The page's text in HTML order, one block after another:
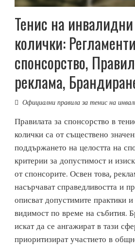
Тенис на инвалидни
колички:
спонсорство,
реклама,
Официални правила за тенис на
Правилата за спонсорство в
колички са от съществено
поддържането на целостта на
критерии за допустимост и
от спонсорите. Освен това,
насърчават справедливостта и
описват допустимите практики
видимост по време на събития.
искат да се ангажират в тази
приоритизират участието в